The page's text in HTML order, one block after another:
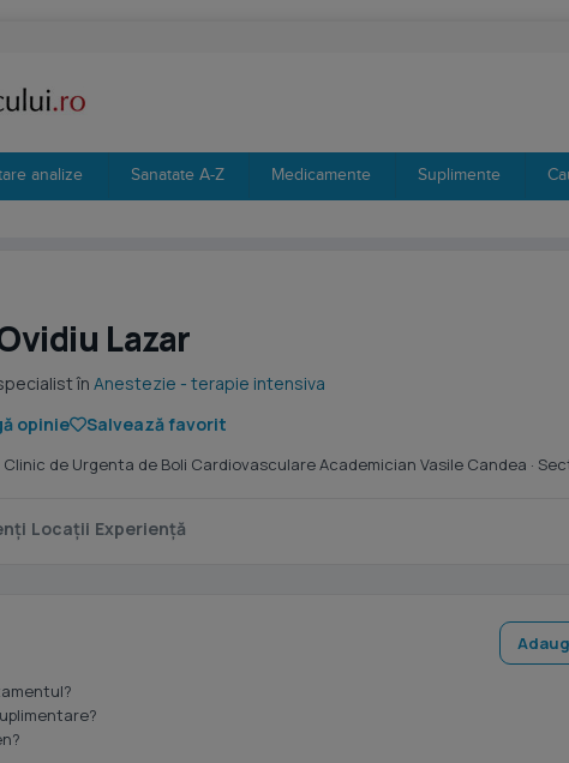
analize Sanatate A-Z Medicamente Suplimente
Lazar
în Anestezie - terapie intensiva
opinie
Salvează favorit
de Urgenta de Boli Cardiovasculare Academician Vasile Candea ·
Locații Experiență